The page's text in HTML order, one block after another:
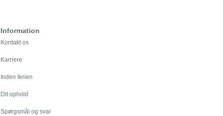
Information
Kontakt os
Karriere
Inden ferien
Dit ophold
Spørgsmål og svar